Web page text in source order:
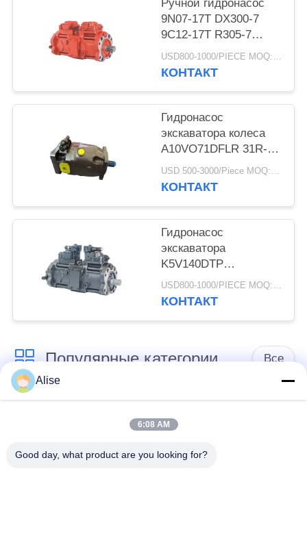
Ручной гидронасос
9N07-17T DX300-7
9C12-17T R305-7
K5v140dtp 9n01-17
Dx300-7 K5V140DTP
USD800-1000/PIECE MOQ:ПК 1
КОНТАКТ
Гидронасос
экскаватора колеса
A10VO71DFLR 31R-
VSC61N00
USD 500-3000/Piece MOQ:1 часть
КОНТАКТ
Гидронасос
экскаватора
K5V140DTP
электрический для
SY235-8 SK330-8
USD800-1000/PIECE MOQ:ПК 1
КОНТАКТ
Популярные категории Все
Мотор экскаватора
Двигатель хода
главной передачи
Кнюппель
Толкатель кнюппеля
Alise
6:08 AM
Good day, what product are you looking for?